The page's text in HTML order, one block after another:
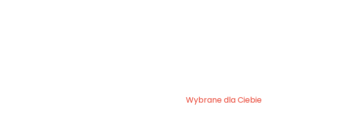
Wybrane dla Ciebie